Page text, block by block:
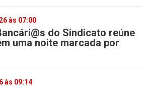
às 07:00
do Sindicato reúne
uma noite marcada por
às 09:14